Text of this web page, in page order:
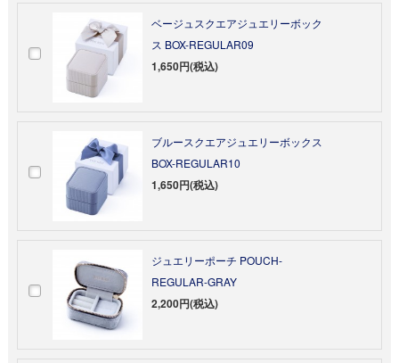
ベージュスクエアジュエリーボック
ス BOX-REGULAR09
1,650円(税込)
ブルースクエアジュエリーボックス
BOX-REGULAR10
1,650円(税込)
ジュエリーポーチ POUCH-
REGULAR-GRAY
2,200円(税込)